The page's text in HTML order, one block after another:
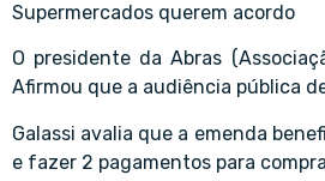
Supermercados querem acordo
O presidente da Abras
Afirmou que a audiência pública
Galassi avalia que a emenda
e fazer 2 pagamentos para